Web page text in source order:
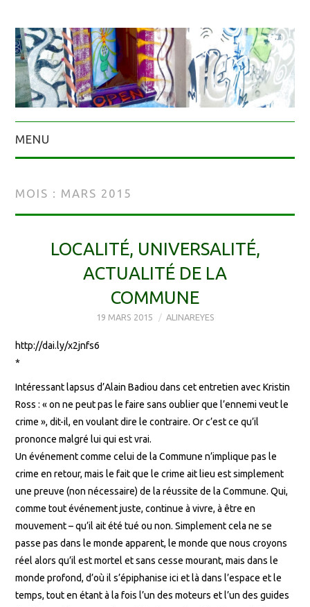
MENU
MOIS : MARS 2015
LOCALITÉ, UNIVERSALITÉ,
ACTUALITÉ DE LA
COMMUNE
19 MARS 2015 ALINAREYES
http://dai.ly/x2jnfs6
*
Intéressant lapsus d’Alain Badiou dans cet entretien avec Kristin
Ross : « on ne peut pas le faire sans oublier que l’ennemi veut le
crime », dit-il, en voulant dire le contraire. Or c’est ce qu’il
prononce malgré lui qui est vrai.
Un événement comme celui de la Commune n’implique pas le
crime en retour, mais le fait que le crime ait lieu est simplement
une preuve (non nécessaire) de la réussite de la Commune. Qui,
comme tout événement juste, continue à vivre, à être en
mouvement – qu’il ait été tué ou non. Simplement cela ne se
passe pas dans le monde apparent, le monde que nous croyons
réel alors qu’il est mortel et sans cesse mourant, mais dans le
monde profond, d’où il s’épiphanise ici et là dans l’espace et le
temps, tout en étant à la fois l’un des moteurs et l’un des guides